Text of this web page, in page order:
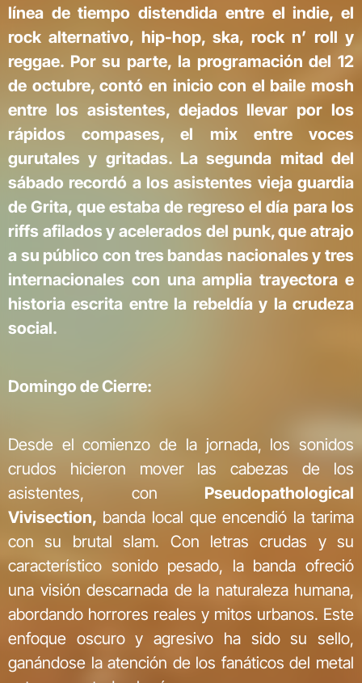
línea de tiempo distendida entre el indie, el
rock alternativo, hip-hop, ska, rock n’ roll y
reggae. Por su parte, la programación del 12
de octubre, contó en inicio con el baile mosh
entre los asistentes, dejados llevar por los
rápidos compases, el mix entre voces
gurutales y gritadas. La segunda mitad del
sábado recordó a los asistentes vieja guardia
de Grita, que estaba de regreso el día para los
riffs afilados y acelerados del punk, que atrajo
a su público con tres bandas nacionales y tres
internacionales con una amplia trayectora e
historia escrita entre la rebeldía y la crudeza
social.
Domingo de Cierre:
Desde el comienzo de la jornada, los sonidos
crudos hicieron mover las cabezas de los
asistentes, con Pseudopathological
Vivisection, banda local que encendió la tarima
con su brutal slam. Con letras crudas y su
característico sonido pesado, la banda ofreció
una visión descarnada de la naturaleza humana,
abordando horrores reales y mitos urbanos. Este
enfoque oscuro y agresivo ha sido su sello,
ganándose la atención de los fanáticos del metal